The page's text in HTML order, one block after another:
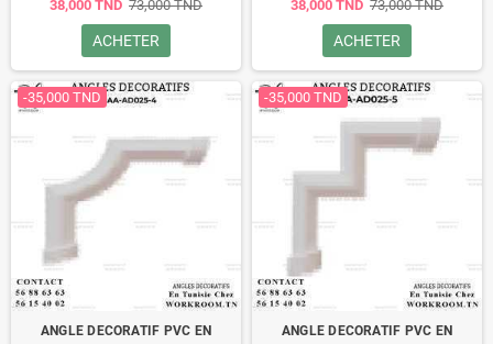
38,000 TND 73,000 TND
ACHETER
38,000 TND 73,000 TND
ACHETER
-35,000 TND
ANGLE DECORATIF PVC EN
-35,000 TND
ANGLE DECORATIF PVC EN